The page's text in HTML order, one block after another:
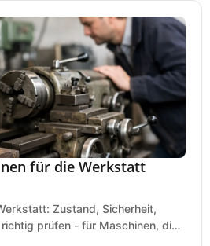
für die Werkstatt
Zustand, Sicherheit,
prüfen - für Maschinen, die